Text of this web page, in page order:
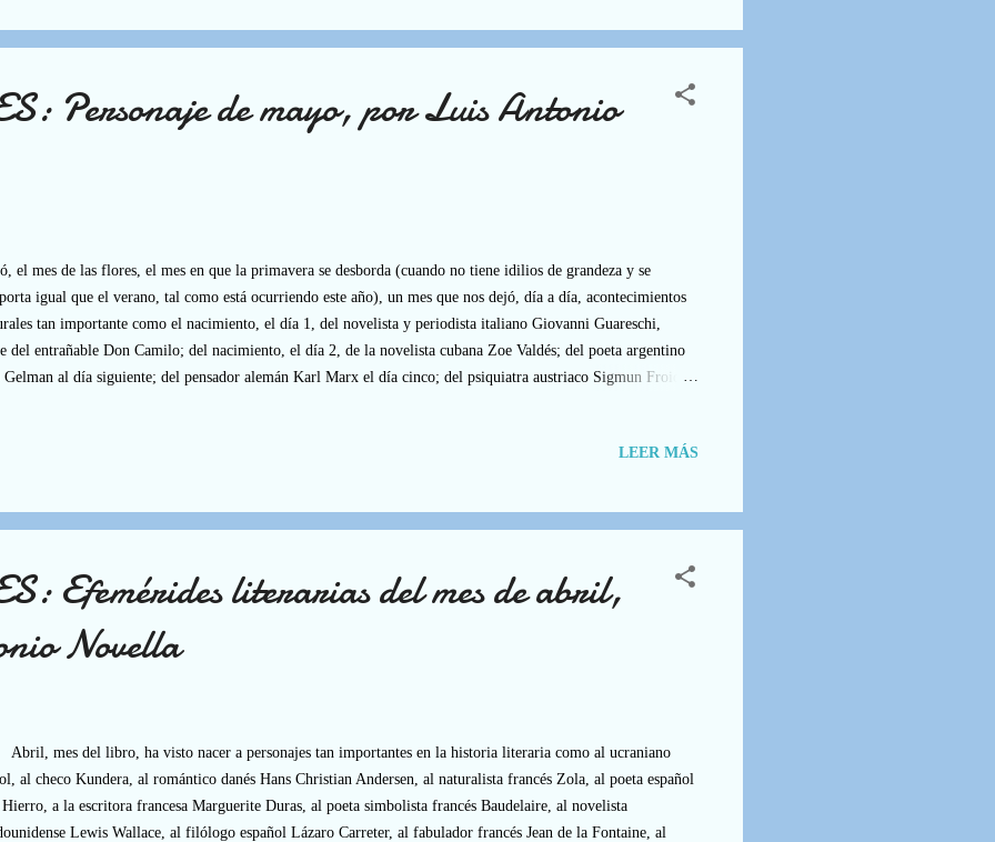
Personaje de mayo, por Luis Antonio
el mes de las flores, el mes en que la primavera se desborda (cuando no tiene idilios de grandeza y se
igual que el verano, tal como está ocurriendo este año), un mes que nos dejó, día a día, acontecimientos
tan importante como el nacimiento, el día 1, del novelista y periodista italiano Giovanni Guareschi,
del entrañable Don Camilo; del nacimiento, el día 2, de la novelista cubana Zoe Valdés; del poeta argentino
Gelman al día siguiente; del pensador alemán Karl Marx el día cinco; del psiquiatra austriaco Sigmun Froid
Rulfo, Honoré de Balzac, John Stuart Mill, Dante Alighieri, Arthur Conan Doyle, Camilo José Cela, Bob
LEER MÁS
Efemérides literarias del mes de abril,
Novella
mes del libro, ha visto nacer a personajes tan importantes en la historia literaria como al ucraniano
al checo Kundera, al romántico danés Hans Christian Andersen, al naturalista francés Zola, al poeta español
Hierro, a la escritora francesa Marguerite Duras, al poeta simbolista francés Baudelaire, al novelista
Lewis Wallace, al filólogo español Lázaro Carreter, al fabulador francés Jean de la Fontaine, al